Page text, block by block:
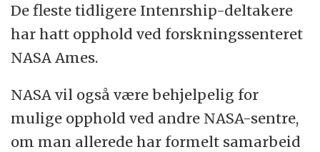
De fleste tidligere Intenrship-deltakere
har hatt opphold ved forskningssenteret
NASA Ames.
NASA vil også være behjelpelig for
mulige opphold ved andre NASA-sentre,
om man allerede har formelt samarbeid